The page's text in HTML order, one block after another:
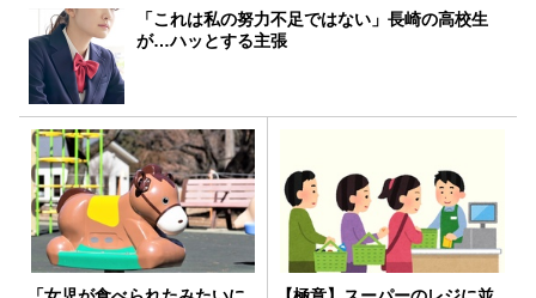
「これは私の努力不足ではない」長崎の高校生
が…ハッとする主張